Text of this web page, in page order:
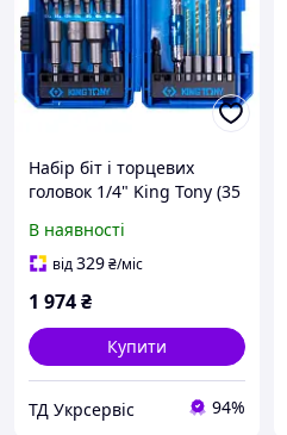
Набір біт і торцевих
головок 1/4" King Tony (35
В наявності
від329₴/міс
1 974₴
Купити
ТД Укрсервіс 94%